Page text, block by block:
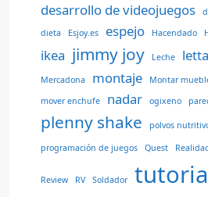
desarrollo de videojuegos
dieta
Esjoy.es espejo Hacendado
ikea jimmy joy Leche
Mercadona montaje
Montar
mover enchufe
nadar ogixeno
plenny shake polvos
programación de juegos Quest
Review RV Soldador